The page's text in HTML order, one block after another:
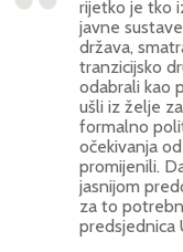
rijetko je tko
javne
država,
tranzicijsko
odabrali kao
ušli iz želje
formalno
očekivanja
promijenili.
jasnijom
za to
predsjednica